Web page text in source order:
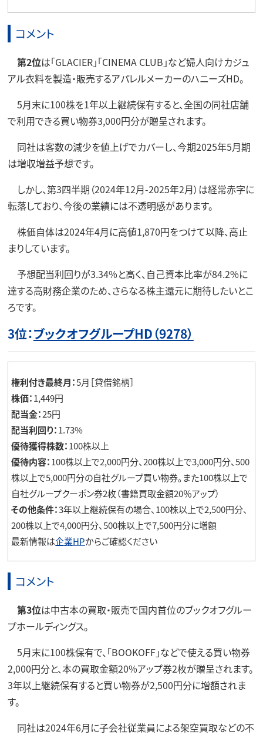
コメント
第2位は「GLACIER」「CINEMA CLUB」など婦人向けカジュ
アル衣料を製造・販売するアパレルメーカーのハニーズHD。
5月末に100株を1年以上継続保有すると、全国の同社店舗
で利用できる買い物券3,000円分が贈呈されます。
同社は客数の減少を値上げでカバーし、今期2025年5月期
は増収増益予想です。
しかし、第3四半期（2024年12月-2025年2月）は経常赤字に
転落しており、今後の業績には不透明感があります。
株価自体は2024年4月に高値1,870円をつけて以降、高止
まりしています。
予想配当利回りが3.34%と高く、自己資本比率が84.2%に
達する高財務企業のため、さらなる株主還元に期待したいとこ
ろです。
3位：ブックオフグループHD（9278）
権利付き最終月：5月［貸借銘柄］
株価：1,449円
配当金：25円
配当利回り：1.73%
優待獲得株数：100株以上
優待内容：100株以上で2,000円分、200株以上で3,000円分、500
株以上で5,000円分の自社グループ買い物券。また100株以上で
自社グループクーポン券2枚（書籍買取金額20％アップ）
その他条件：3年以上継続保有の場合、100株以上で2,500円分、
200株以上で4,000円分、500株以上で7,500円分に増額
最新情報は企業HPからご確認ください
コメント
第3位は中古本の買取・販売で国内首位のブックオフグルー
プホールディングス。
5月末に100株保有で、「BOOKOFF」などで使える買い物券
2,000円分と、本の買取金額20%アップ券2枚が贈呈されます。
3年以上継続保有すると買い物券が2,500円分に増額されま
す。
同社は2024年6月に子会社従業員による架空買取などの不